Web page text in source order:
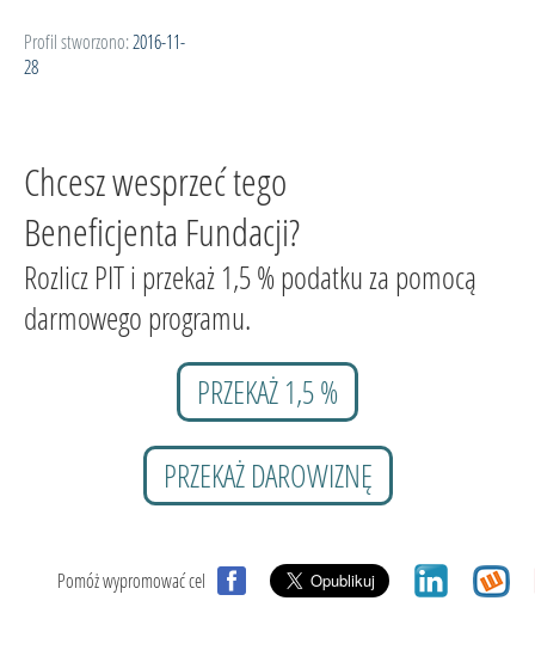
Profil stworzono: 2016-11-
28
Chcesz wesprzeć tego
Beneficjenta Fundacji?
Rozlicz PIT i przekaż 1,5 % podatku za pomocą
darmowego programu.
PRZEKAŻ 1,5 %
PRZEKAŻ DAROWIZNĘ
Pomóż wypromować cel